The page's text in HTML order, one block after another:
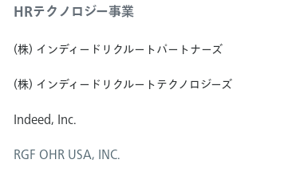
HRテクノロジー事業
(株) インディードリクルートパートナーズ
(株) インディードリクルートテクノロジーズ
Indeed, Inc.
RGF OHR USA, INC.